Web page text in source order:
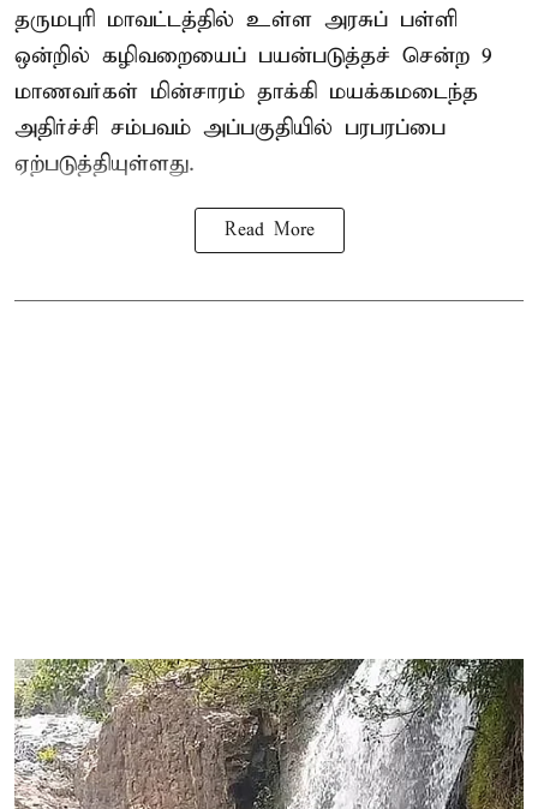
தருமபுரி மாவட்டத்தில் உள்ள அரசுப் பள்ளி
ஒன்றில் கழிவறையைப் பயன்படுத்தச் சென்ற 9
மாணவர்கள் மின்சாரம் தாக்கி மயக்கமடைந்த
அதிர்ச்சி சம்பவம் அப்பகுதியில் பரபரப்பை
ஏற்படுத்தியுள்ளது.
Read More